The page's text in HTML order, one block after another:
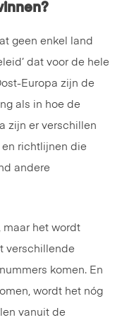
geen enkel land
dat voor de hele
Europa zijn de
als in hoe de
zijn er verschillen
en richtlijnen die
andere
maar het wordt
verschillende
komen. En
wordt het nóg
vanuit de